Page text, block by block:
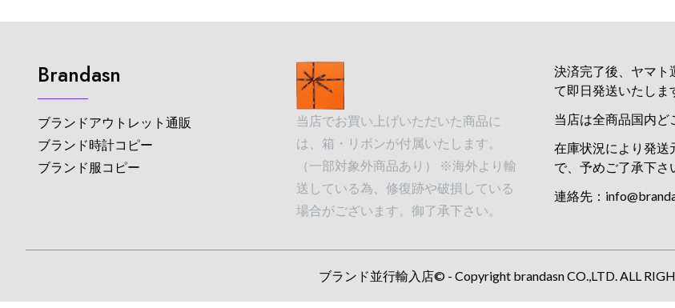
Brandasn
ブランドアウトレット通販
ブランド時計コピー
ブランド服コピー
当店でお買い上げいただいた商品に
は、箱・リボンが付属いたします。
（一部対象外商品あり） ※海外より輸
送している為、修復跡や破損している
場合がございます。御了承下さい。
決済完了後、ヤマト
て即日発送いたしま
当店は全商品国内ど
在庫状況により発送
で、予めご了承下さ
連絡先：
ブランド並行輸入店© - Copyright brandasn CO.,LTD. ALL